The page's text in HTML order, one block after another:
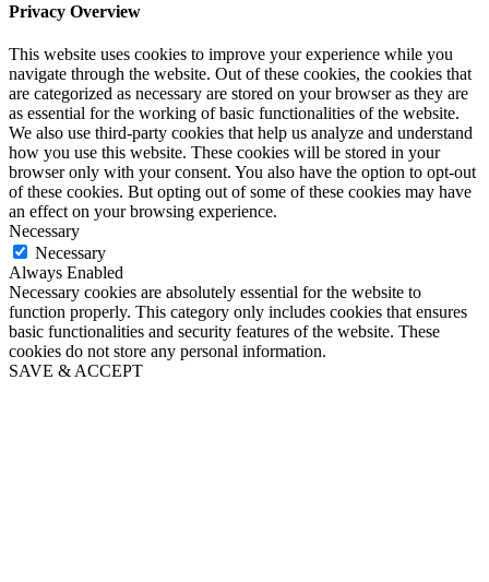
Privacy Overview
This website uses cookies to improve your experience while you
navigate through the website. Out of these cookies, the cookies that
are categorized as necessary are stored on your browser as they are
as essential for the working of basic functionalities of the website.
We also use third-party cookies that help us analyze and understand
how you use this website. These cookies will be stored in your
browser only with your consent. You also have the option to opt-out
of these cookies. But opting out of some of these cookies may have
an effect on your browsing experience.
Necessary
Necessary
Always Enabled
Necessary cookies are absolutely essential for the website to
function properly. This category only includes cookies that ensures
basic functionalities and security features of the website. These
cookies do not store any personal information.
SAVE & ACCEPT